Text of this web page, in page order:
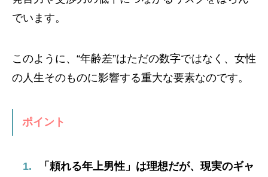
でいます。
このように、“年齢差”はただの数字ではなく、女性
の人生そのものに影響する重大な要素なのです。
ポイント
「頼れる年上男性」は理想だが、現実のギャ